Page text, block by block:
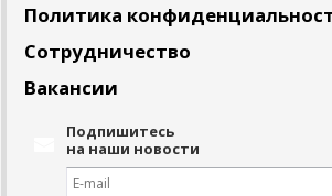
Политика
Сотрудничество
Вакансии
Подпишитесь
на наши новости